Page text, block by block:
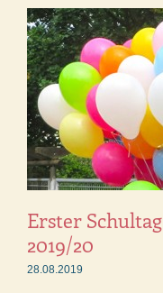
Erster
2019/20
28.08.2019